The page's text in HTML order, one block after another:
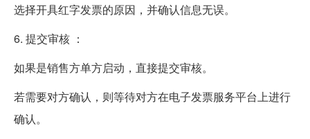
选择开具红字发票的原因，并确认信息无误。
6. 提交审核 ：
如果是销售方单方启动，直接提交审核。
若需要对方确认，则等待对方在电子发票服务平台上进行
确认。